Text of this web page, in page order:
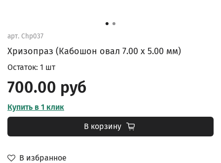
арт. Chp037
Хризопраз (Кабошон овал 7.00 x 5.00 мм)
В избранное
Остаток: 1 шт
700.00 руб
Купить в 1 клик
В корзину